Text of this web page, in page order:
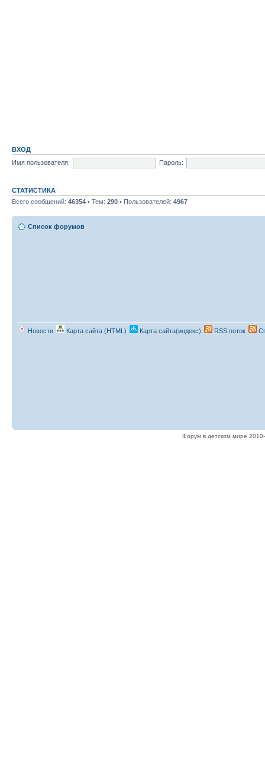
ВХОД
Имя пользователя:
Пароль:
СТАТИСТИКА
Всего сообщений: 46354 • Тем: 290 • Пользователей: 4967
Список форумов
Новости Карта сайта (HTML) Карта сайта(индекс) RSS поток
Форум в детском мире